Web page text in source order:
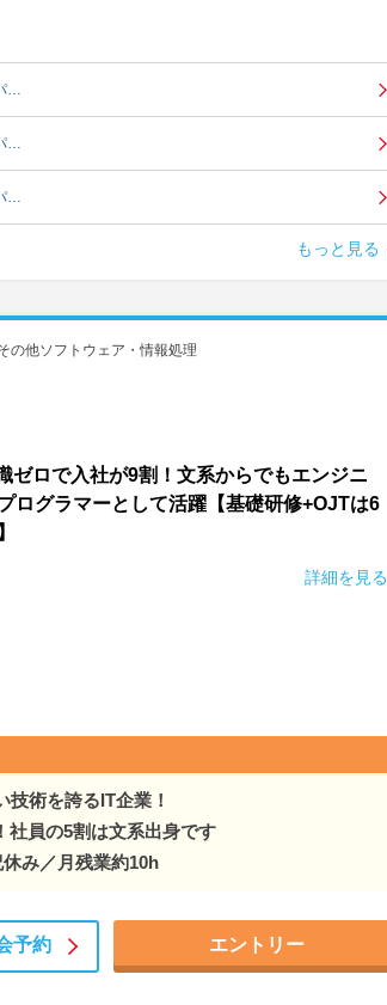
…
…
…
もっと見る
の他ソフトウェア・情報処理
ゼロで入社が9割！文系からでもエンジニ
ログラマーとして活躍【基礎研修+OJTは6
詳細を見る
技術を誇るIT企業！
社員の5割は文系出身です
み／月残業約10h
予約 エントリー